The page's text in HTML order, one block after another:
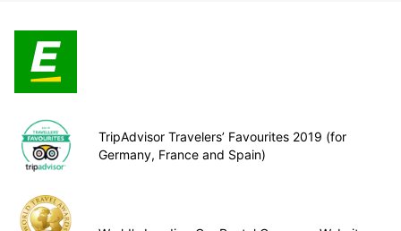
TripAdvisor Travelers’ Favourites 2019 (for
Germany, France and Spain)